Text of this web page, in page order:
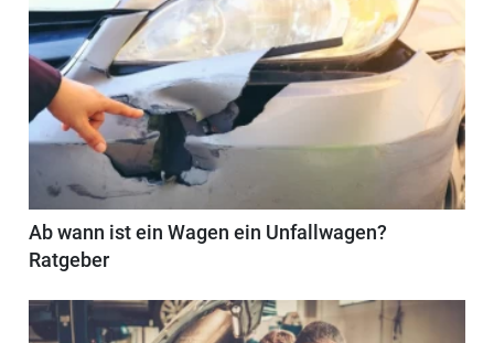
Ab wann ist ein Wagen ein Unfallwagen?
Ratgeber